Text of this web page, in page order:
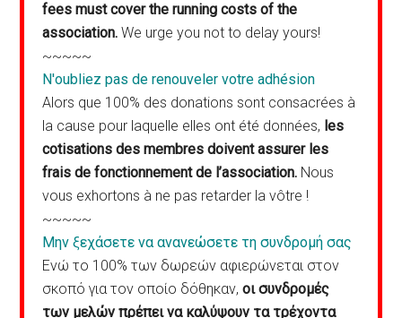
fees must cover the running costs of the
association. We urge you not to delay yours!
~~~~~
N'oubliez pas de renouveler votre adhésion
Alors que 100% des donations sont consacrées à
la cause pour laquelle elles ont été données, les
cotisations des membres doivent assurer les
frais de fonctionnement de l’association. Nous
vous exhortons à ne pas retarder la vôtre !
~~~~~
Μην ξεχάσετε να ανανεώσετε τη συνδρομή σας
Ενώ το 100% των δωρεών αφιερώνεται στον
σκοπό για τον οποίο δόθηκαν,οι συνδρομές
των μελών πρέπει να καλύψουν τα τρέχοντα